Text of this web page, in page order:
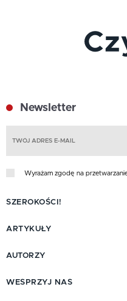
Newsletter
Wyrażam zgodę na
SZEROKOŚCI!
ARTYKUŁY
AUTORZY
WESPRZYJ NAS